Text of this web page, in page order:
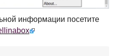
информации посетите